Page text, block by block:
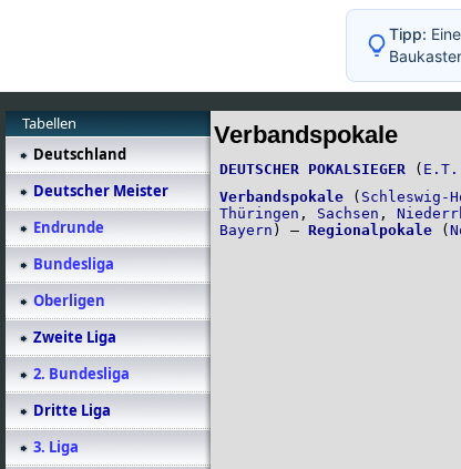
Tabellen
Deutschland
Deutscher Meister
Endrunde
Bundesliga
Oberligen
Zweite Liga
2. Bundesliga
Dritte Liga
3. Liga
Verbandspokale
DEUTSCHER POKALSIEGER ( E.T.
Verbandspokale ( Schleswig-
Thüringen , Sachsen ,
Bayern ) – Regionalpokale (
Tipp: